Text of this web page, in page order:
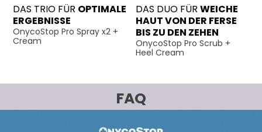
DAS TRIO FÜR OPTIMALE
ERGEBNISSE
OnycoStop Pro Spray x2 +
Cream
DAS DUO FÜR WEICHE
HAUT VON DER FERSE
BIS ZU DEN ZEHEN
OnycoStop Pro Scrub +
Heel Cream
FAQ